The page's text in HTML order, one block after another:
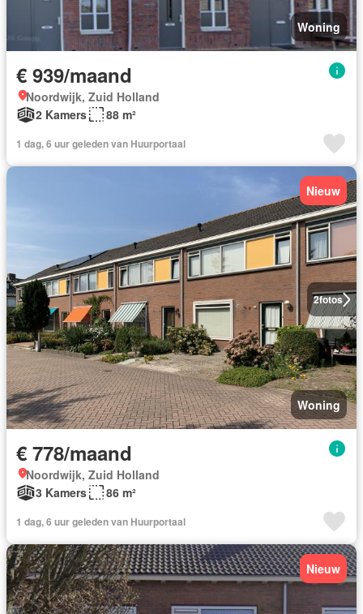
Woning
€ 939/maand
Noordwijk, Zuid Holland
2 Kamers
88 m²
1 dag, 6 uur geleden van Huurportaal
2fotos
Nieuw
Woning
€ 778/maand
Noordwijk, Zuid Holland
3 Kamers
86 m²
1 dag, 6 uur geleden van Huurportaal
Nieuw